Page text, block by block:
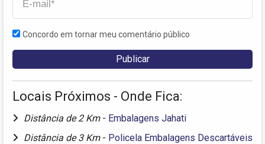
Concordo em tornar meu comentário público
Locais Próximos - Onde Fica:
Distância de 2 Km - Embalagens Jahati
Distância de 3 Km - Policela Embalagens Descartáveis